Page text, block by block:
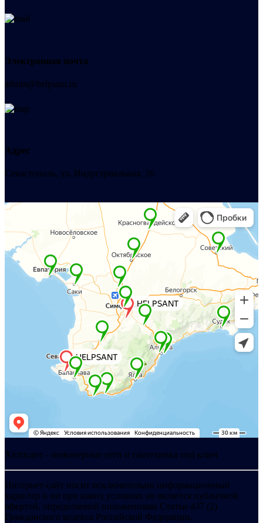
Электронная почта
admin@helpsant.ru
Адрес
Севастополь, ул. Индустриальная, 26
Хелпсант - инженерные сети и сантехника под ключ
Интернет-сайт носит исключительно информационный
характер и ни при каких условиях не является публичной
офертой, определяемой положениями Статьи 437 (2)
Гражданского кодекса Российской Федерации.